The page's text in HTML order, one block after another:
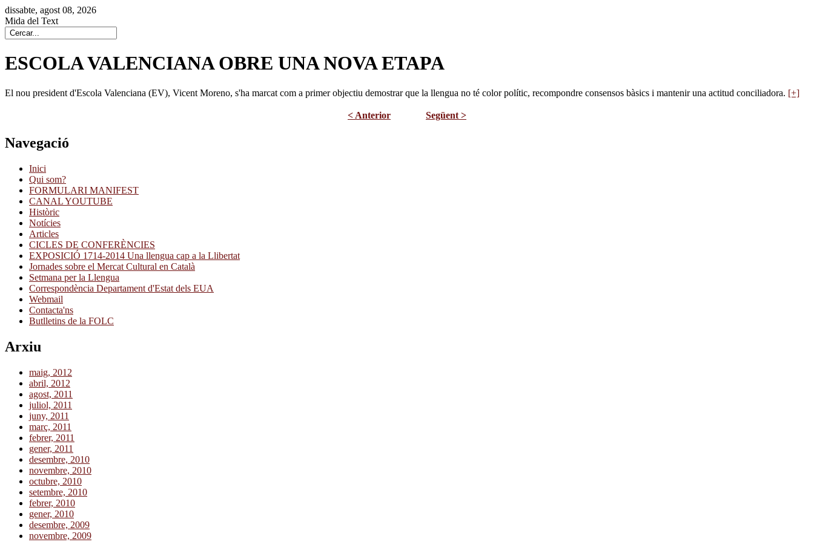
dissabte, agost 08, 2026
Mida del Text
ESCOLA VALENCIANA OBRE UNA NOVA ETAPA
El nou president d'Escola Valenciana (EV), Vicent Moreno, s'ha marcat com a primer objectiu demostrar que la llengua no té color polític, recompondre consensos bàsics i mantenir una actitud conciliadora. [+]
< Anterior Següent >
Navegació
Inici
Qui som?
FORMULARI MANIFEST
CANAL YOUTUBE
Històric
Notícies
Articles
CICLES DE CONFERÈNCIES
EXPOSICIÓ 1714-2014 Una llengua cap a la Llibertat
Jornades sobre el Mercat Cultural en Català
Setmana per la Llengua
Correspondència Departament d'Estat dels EUA
Webmail
Contacta'ns
Butlletins de la FOLC
Arxiu
maig, 2012
abril, 2012
agost, 2011
juliol, 2011
juny, 2011
març, 2011
febrer, 2011
gener, 2011
desembre, 2010
novembre, 2010
octubre, 2010
setembre, 2010
febrer, 2010
gener, 2010
desembre, 2009
novembre, 2009